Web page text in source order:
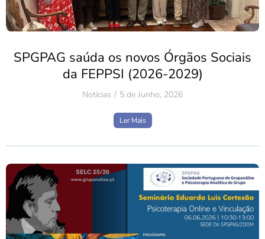
SPGPAG saúda os novos Órgãos Sociais
da FEPPSI (2026-2029)
Notícias 5 de Junho, 2026
Ler Mais